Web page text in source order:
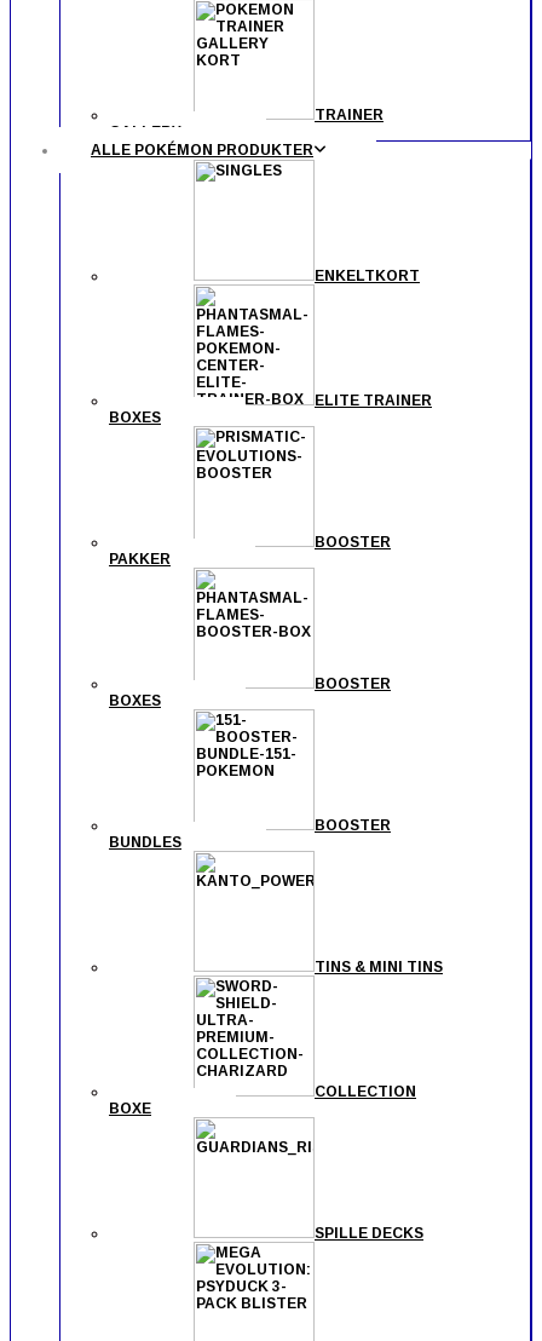
TRAINER
GALLERY
ALLE POKÉMON PRODUKTER
ENKELTKORT
ELITE TRAINER
BOXES
BOOSTER
PAKKER
BOOSTER
BOXES
BOOSTER
BUNDLES
TINS & MINI TINS
COLLECTION
BOXE
SPILLE DECKS